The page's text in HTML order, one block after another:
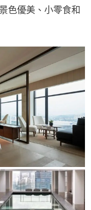
色優美、小零食和